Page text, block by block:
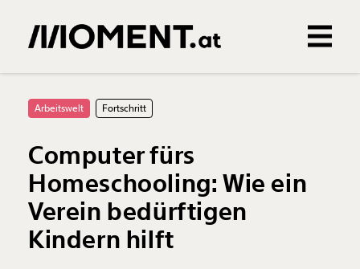
0Treffer
Arbeitswelt Fortschritt
Computer fürs
Homeschooling: Wie ein
Verein bedürftigen
Kindern hilft